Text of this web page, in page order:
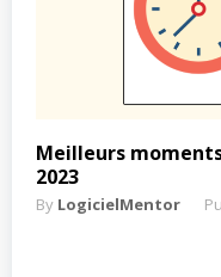
Meilleurs
2023
By LogicielMentor